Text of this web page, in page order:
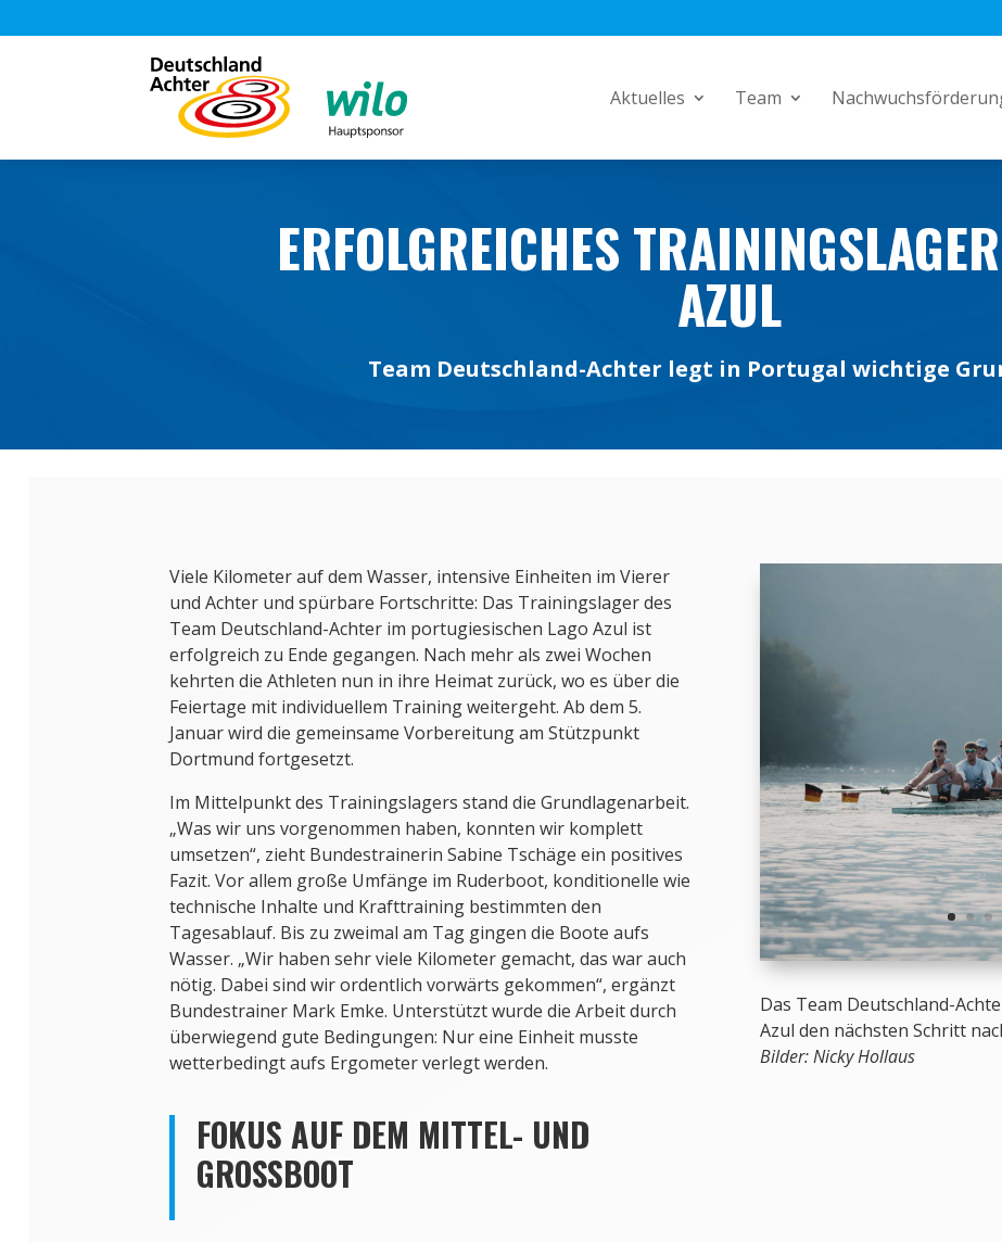
Aktuelles Team
ERFOLGREICHES
AZUL
Team Deutschland-Achter legt in Portugal wichtige
Viele Kilometer auf dem Wasser, intensive Einheiten im Vierer
und Achter und spürbare Fortschritte: Das Trainingslager des
Team Deutschland-Achter im portugiesischen Lago Azul ist
erfolgreich zu Ende gegangen. Nach mehr als zwei Wochen
kehrten die Athleten nun in ihre Heimat zurück, wo es über die
Feiertage mit individuellem Training weitergeht. Ab dem 5.
Januar wird die gemeinsame Vorbereitung am Stützpunkt
Dortmund fortgesetzt.
Im Mittelpunkt des Trainingslagers stand die Grundlagenarbeit.
„Was wir uns vorgenommen haben, konnten wir komplett
umsetzen“, zieht Bundestrainerin Sabine Tschäge ein positives
Fazit. Vor allem große Umfänge im Ruderboot, konditionelle wie
technische Inhalte und Krafttraining bestimmten den
Tagesablauf. Bis zu zweimal am Tag gingen die Boote aufs
Wasser. „Wir haben sehr viele Kilometer gemacht, das war auch
nötig. Dabei sind wir ordentlich vorwärts gekommen“, ergänzt
Bundestrainer Mark Emke. Unterstützt wurde die Arbeit durch
überwiegend gute Bedingungen: Nur eine Einheit musste
wetterbedingt aufs Ergometer verlegt werden.
FOKUS AUF DEM MITTEL- UND
GROSSBOOT
Das Team Deutschland-
Azul den nächsten Schritt
Bilder: Nicky Hollaus